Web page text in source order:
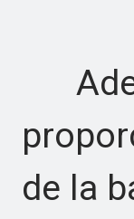
de la